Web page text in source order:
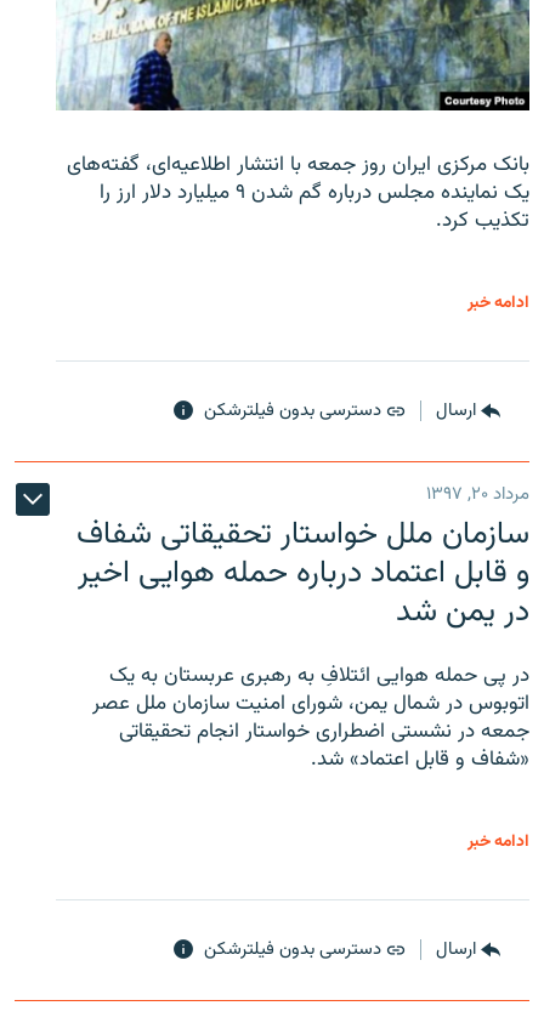
بانک مرکزی ایران روز جمعه با انتشار اطلاعیه‌ای، گفته‌های
یک نماینده مجلس درباره گم شدن ۹ میلیارد دلار ارز را
تکذیب کرد.
ادامه خبر
ارسال دسترسی بدون فیلترشکن
مرداد ۲۰, ۱۳۹۷
سازمان ملل خواستار تحقیقاتی شفاف
و قابل اعتماد درباره حمله هوایی اخیر
در یمن شد
در پی حمله هوایی ائتلافِ به رهبری عربستان به یک
اتوبوس در شمال یمن، شورای امنیت سازمان ملل عصر
جمعه در نشستی اضطراری خواستار انجام تحقیقاتی
«شفاف و قابل اعتماد» شد.
ادامه خبر
ارسال دسترسی بدون فیلترشکن